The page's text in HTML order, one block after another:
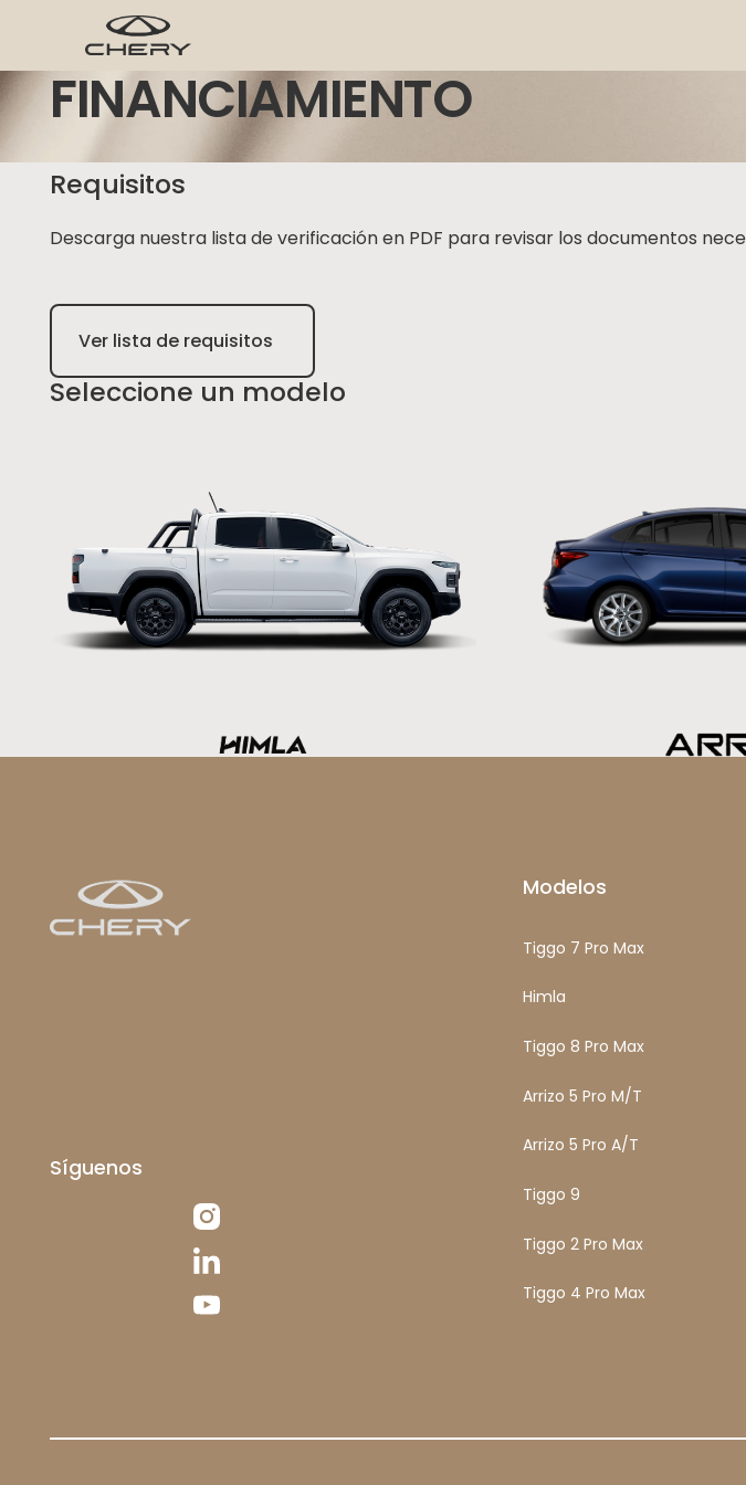
FINANCIAMIENTO
Requisitos
Descarga nuestra lista de verificación en PDF para revisar los documentos
Ver lista de requisitos
Seleccione un modelo
Síguenos
Modelos
Tiggo 7 Pro Max
Himla
Tiggo 8 Pro Max
Arrizo 5 Pro M/T
Arrizo 5 Pro A/T
Tiggo 9
Tiggo 2 Pro Max
Tiggo 4 Pro Max